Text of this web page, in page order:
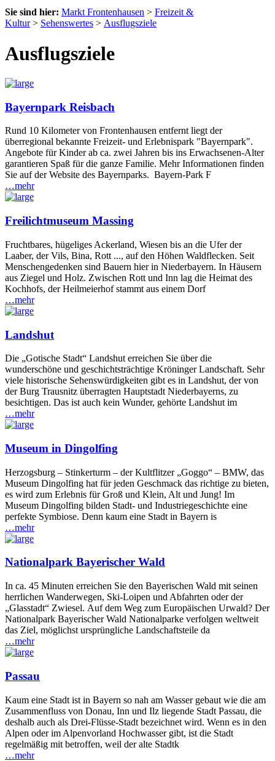
Sie sind hier: Markt Frontenhausen > Freizeit &
Kultur> Sehenswertes > Ausflugsziele
Ausflugsziele
Bayernpark Reisbach
Rund 10 Kilometer von Frontenhausen entfernt liegt der
überregional bekannte Freizeit- und Erlebnispark "Bayernpark".
Angebote für Kinder ab ca. zwei Jahren bis ins Erwachsenen-Alter
garantieren Spaß für die ganze Familie. Mehr Informationen finden
Sie auf der Website des Bayernparks. Bayern-Park F
…mehr
Freilichtmuseum Massing
Fruchtbares, hügeliges Ackerland, Wiesen bis an die Ufer der
Laaber, der Vils, Bina, Rott ..., auf den Höhen Waldflecken. Seit
Menschengedenken sind Bauern hier in Niederbayern. In Häusern
aus Ziegel und Holz. Zwischen Rott und Inn lag die Heimat des
Kochhofs, der Heilmeierhof stammt aus einem Dorf
…mehr
Landshut
Die „Gotische Stadt“ Landshut erreichen Sie über die
wunderschöne und geschichtsträchtige Kröninger Landschaft. Sehr
viele historische Sehenswürdigkeiten gibt es in Landshut, der von
der Burg Trausnitz überragten Hauptstadt Niederbayerns, zu
besichtigen. Das ist auch kein Wunder, gehörte Landshut im
…mehr
Museum in Dingolfing
Herzogsburg – Stinkerturm – der Kultflitzer „Goggo“ – BMW, das
Museum Dingolfing hat für jeden Geschmack das richtige zu bieten,
es wird zum Erlebnis für Groß und Klein, Alt und Jung! Im
Museum Dingolfing bilden Stadt- und Industriegeschichte eine
perfekte Symbiose. Denn kaum eine Stadt in Bayern is
…mehr
Nationalpark Bayerischer Wald
In ca. 45 Minuten erreichen Sie den Bayerischen Wald mit seinen
herrlichen Wanderwegen, Ski-Loipen und Abfahrten oder der
„Glasstadt“ Zwiesel. Auf dem Weg zum Europäischen Urwald? Der
Nationalpark Bayerischer Wald Nationalparke verfolgen weltweit
das Ziel, möglichst ursprüngliche Landschaftsteile da
…mehr
Passau
Kaum eine Stadt ist in Bayern so nah am Wasser gebaut wie die am
Zusammenfluss von Donau, Inn und Ilz liegende Stadt Passau, die
deshalb auch als Drei-Flüsse-Stadt bezeichnet wird. Wenn es in den
Alpen oder im Alpenvorland Hochwasser gibt, ist die Stadt
regelmäßig mit betroffen, weil der alte Stadtk
…mehr